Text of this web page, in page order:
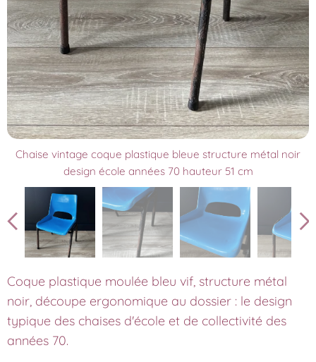
Chaise vintage coque plastique bleue structure métal noir
design école années 70 hauteur 51 cm
Coque plastique moulée bleu vif, structure métal
noir, découpe ergonomique au dossier : le design
typique des chaises d'école et de collectivité des
années 70.